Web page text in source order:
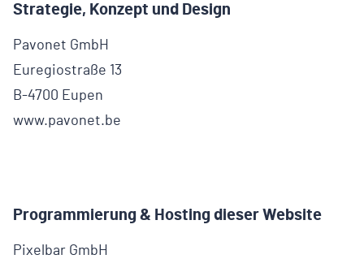
Strategie, Konzept und Design
Pavonet GmbH
Euregiostraße 13
B-4700 Eupen
www.pavonet.be
Programmierung & Hosting dieser Website
Pixelbar GmbH